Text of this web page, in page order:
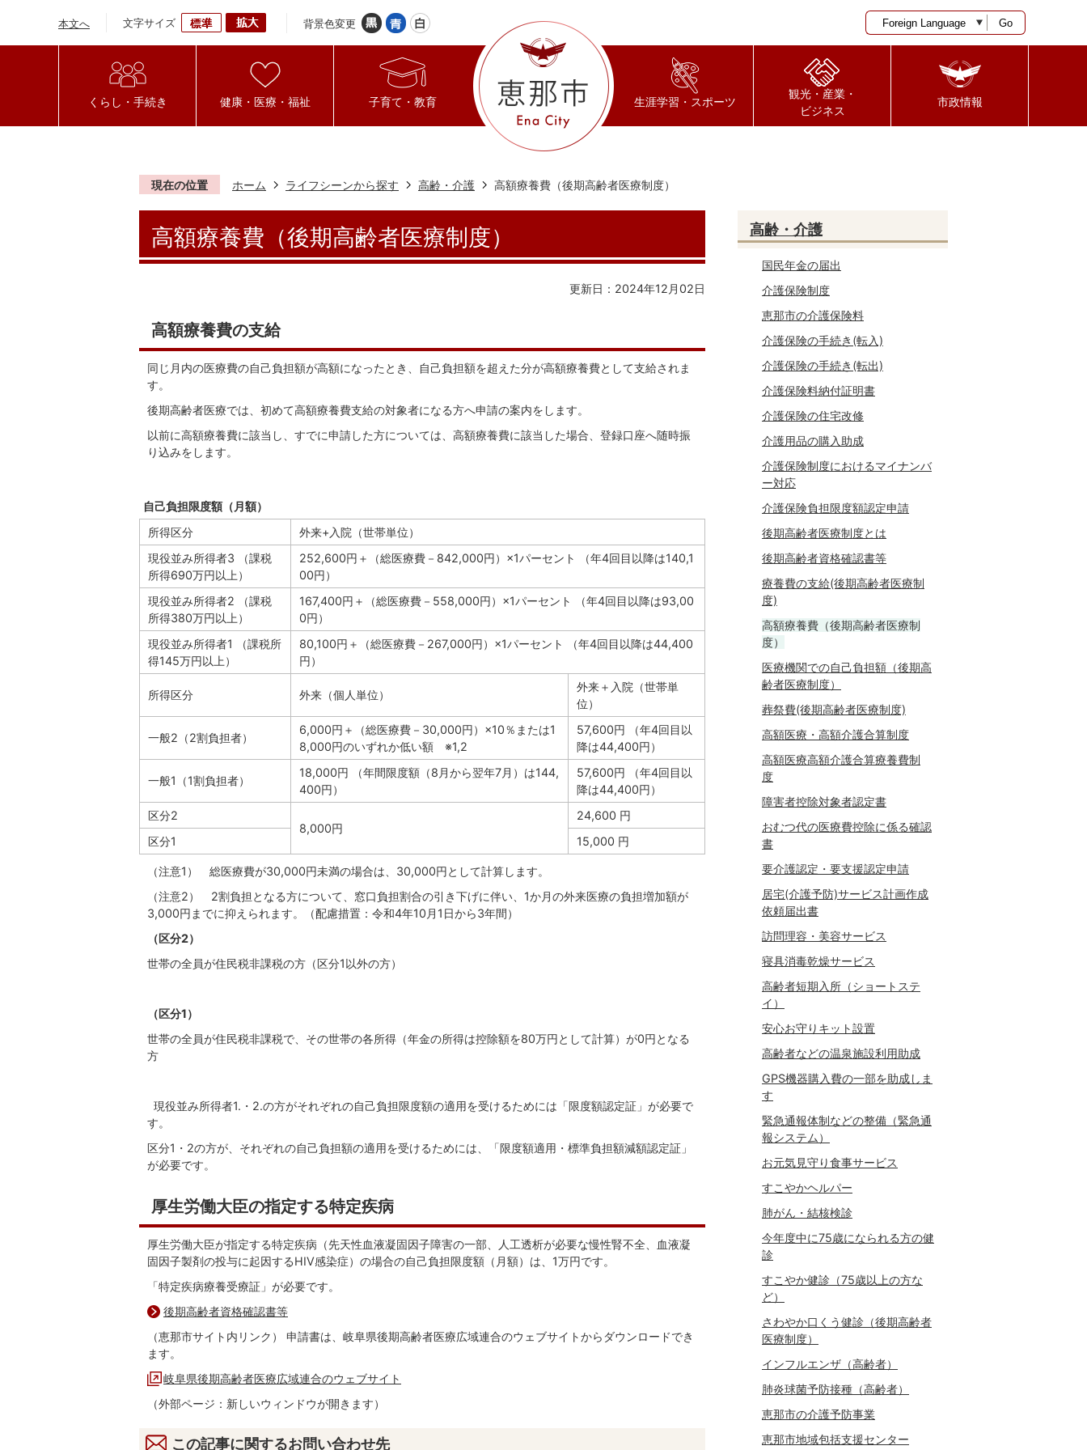
本文へ 文字サイズ 背景色変更 Go
くらし・手続き 健康・医療・福祉 子育て・教育 生涯学習・スポーツ
観光・産業・
ビジネス
市政情報
現在の位置 ホーム ライフシーンから探す 高齢・介護 高額療養費（後期高齢者医療制度）
高額療養費（後期高齢者医療制度）
更新日：2024年12月02日
高額療養費の支給
同じ月内の医療費の自己負担額が高額になったとき、自己負担額を超えた分が高額療養費として支給されま
す。
後期高齢者医療では、初めて高額療養費支給の対象者になる方へ申請の案内をします。
以前に高額療養費に該当し、すでに申請した方については、高額療養費に該当した場合、登録口座へ随時振
り込みをします。
自己負担限度額（月額）
所得区分
外来+入院（世帯単位）
現役並み所得者3 （課税
所得690万円以上）
252,600円＋（総医療費－842,000円）×1パーセント （年4回目以降は140,1
00円）
現役並み所得者2 （課税
所得380万円以上）
167,400円＋（総医療費－558,000円）×1パーセント （年4回目以降は93,00
0円）
現役並み所得者1 （課税所
得145万円以上）
80,100円＋（総医療費－267,000円）×1パーセント （年4回目以降は44,400
円）
所得区分 外来（個人単位）
外来＋入院（世帯単
位）
一般2（2割負担者）
6,000円＋（総医療費－30,000円）×10％または1
8,000円のいずれか低い額 ※1,2
57,600円 （年4回目以
降は44,400円）
一般1（1割負担者）
18,000円 （年間限度額（8月から翌年7月）は144,
400円）
57,600円 （年4回目以
降は44,400円）
区分2
8,000円
24,600 円
区分1
15,000 円
（注意1） 総医療費が30,000円未満の場合は、30,000円として計算します。
（注意2） 2割負担となる方について、窓口負担割合の引き下げに伴い、1か月の外来医療の負担増加額が
3,000円までに抑えられます。（配慮措置：令和4年10月1日から3年間）
（区分2）
世帯の全員が住民税非課税の方（区分1以外の方）
（区分1）
世帯の全員が住民税非課税で、その世帯の各所得（年金の所得は控除額を80万円として計算）が0円となる
方
現役並み所得者1.・2.の方がそれぞれの自己負担限度額の適用を受けるためには「限度額認定証」が必要で
す。
区分1・2の方が、それぞれの自己負担額の適用を受けるためには、「限度額適用・標準負担額減額認定証」
が必要です。
厚生労働大臣の指定する特定疾病
厚生労働大臣が指定する特定疾病（先天性血液凝固因子障害の一部、人工透析が必要な慢性腎不全、血液凝
固因子製剤の投与に起因するHIV感染症）の場合の自己負担限度額（月額）は、1万円です。
「特定疾病療養受療証」が必要です。
後期高齢者資格確認書等
（恵那市サイト内リンク） 申請書は、岐阜県後期高齢者医療広域連合のウェブサイトからダウンロードでき
ます。
岐阜県後期高齢者医療広域連合のウェブサイト
（外部ページ：新しいウィンドウが開きます）
この記事に関するお問い合わせ先
高齢・介護
国民年金の届出
介護保険制度
恵那市の介護保険料
介護保険の手続き(転入)
介護保険の手続き(転出)
介護保険料納付証明書
介護保険の住宅改修
介護用品の購入助成
介護保険制度におけるマイナンバ
ー対応
介護保険負担限度額認定申請
後期高齢者医療制度とは
後期高齢者資格確認書等
療養費の支給(後期高齢者医療制
度)
高額療養費（後期高齢者医療制
度）
医療機関での自己負担額（後期高
齢者医療制度）
葬祭費(後期高齢者医療制度)
高額医療・高額介護合算制度
高額医療高額介護合算療養費制
度
障害者控除対象者認定書
おむつ代の医療費控除に係る確認
書
要介護認定・要支援認定申請
居宅(介護予防)サービス計画作成
依頼届出書
訪問理容・美容サービス
寝具消毒乾燥サービス
高齢者短期入所（ショートステ
イ）
安心お守りキット設置
高齢者などの温泉施設利用助成
GPS機器購入費の一部を助成しま
す
緊急通報体制などの整備（緊急通
報システム）
お元気見守り食事サービス
すこやかヘルパー
肺がん・結核検診
今年度中に75歳になられる方の健
診
すこやか健診（75歳以上の方な
ど）
さわやか口くう健診（後期高齢者
医療制度）
インフルエンザ（高齢者）
肺炎球菌予防接種（高齢者）
恵那市の介護予防事業
恵那市地域包括支援センター